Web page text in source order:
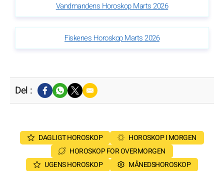
Vandmandens Horoskop Marts 2026
Fiskenes Horoskop Marts 2026
Del :
DAGLIGT HOROSKOP
HOROSKOP I MORGEN
HOROSKOP FOR OVERMORGEN
UGENS HOROSKOP
MÅNEDSHOROSKOP